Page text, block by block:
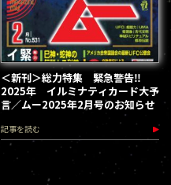
＜新刊＞総力特集 緊急警告‼
2025年 イルミナティカード大予
言／ムー2025年2月号のお知らせ
記事を読む